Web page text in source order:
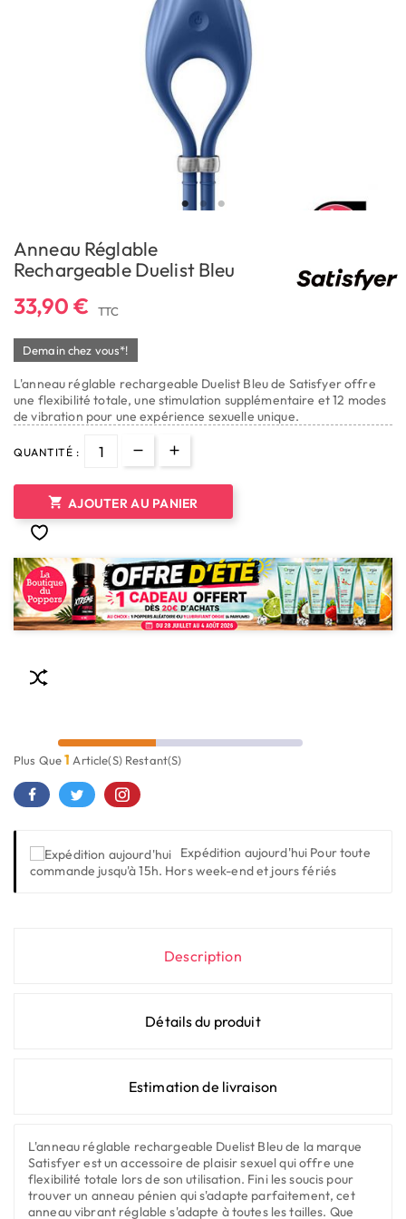
Anneau Réglable
Rechargeable Duelist Bleu
33,90 € TTC
Demain chez vous*!
L'anneau réglable rechargeable Duelist Bleu de Satisfyer offre
une flexibilité totale, une stimulation supplémentaire et 12 modes
de vibration pour une expérience sexuelle unique.
QUANTITÉ :
 AJOUTER AU PANIER
Plus Que1 Article(s) Restant(s)
Expédition aujourd'hui Pour toute
commande jusqu'à 15h. Hors week-end et jours fériés
Description
Détails du produit
Estimation de livraison
L'anneau réglable rechargeable Duelist Bleu de la marque
Satisfyer est un accessoire de plaisir sexuel qui offre une
flexibilité totale lors de son utilisation. Fini les soucis pour
trouver un anneau pénien qui s'adapte parfaitement, cet
anneau vibrant réglable s'adapte à toutes les tailles. Que